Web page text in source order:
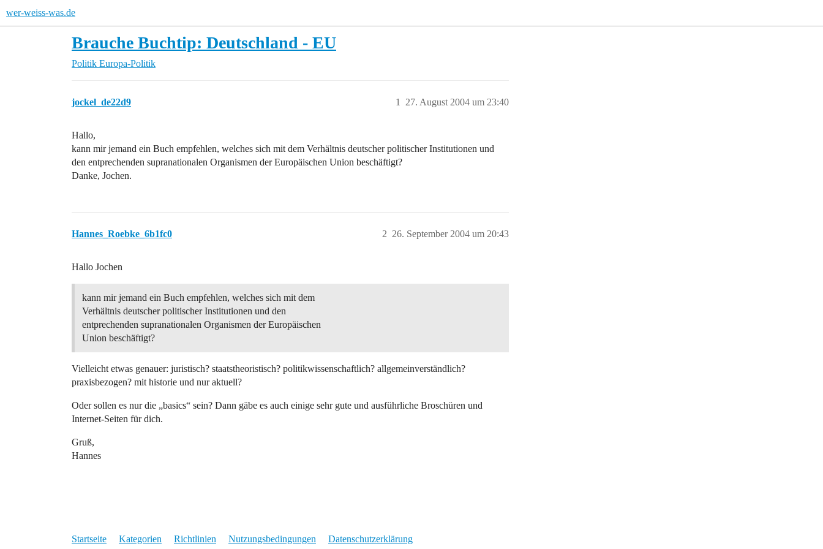
wer-weiss-was.de
Brauche Buchtip: Deutschland - EU
Politik Europa-Politik
jockel_de22d9 27. August 2004 um 23:40
1
Hallo,
kann mir jemand ein Buch empfehlen, welches sich mit dem Verhältnis deutscher politischer Institutionen und
den entprechenden supranationalen Organismen der Europäischen Union beschäftigt?
Danke, Jochen.
Hannes_Roebke_6b1fc0 26. September 2004 um 20:43
2
Hallo Jochen
kann mir jemand ein Buch empfehlen, welches sich mit dem
Verhältnis deutscher politischer Institutionen und den
entprechenden supranationalen Organismen der Europäischen
Union beschäftigt?
Vielleicht etwas genauer: juristisch? staatstheoristisch? politikwissenschaftlich? allgemeinverständlich?
praxisbezogen? mit historie und nur aktuell?
Oder sollen es nur die „basics“ sein? Dann gäbe es auch einige sehr gute und ausführliche Broschüren und
Internet-Seiten für dich.
Gruß,
Hannes
Startseite Kategorien Richtlinien Nutzungsbedingungen Datenschutzerklärung